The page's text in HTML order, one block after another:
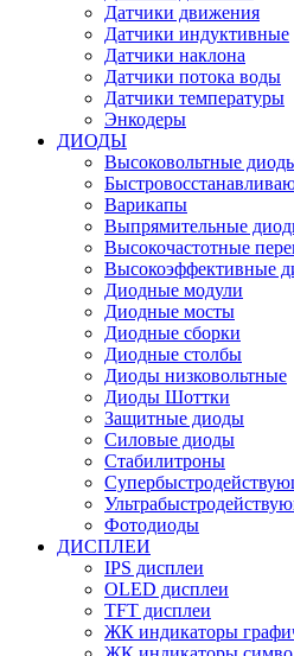
Датчики движения
Датчики индуктивные
Датчики наклона
Датчики потока воды
Датчики температуры
Энкодеры
ДИОДЫ
Высоковольтные
Варикапы
Выпрямительные
Высокочастотные
Высокоэффективные
Диодные модули
Диодные мосты
Диодные сборки
Диодные столбы
Диоды низковольтные
Диоды Шоттки
Защитные диоды
Силовые диоды
Стабилитроны
Фотодиоды
ДИСПЛЕИ
IPS дисплеи
OLED дисплеи
TFT дисплеи
ЖК индикаторы